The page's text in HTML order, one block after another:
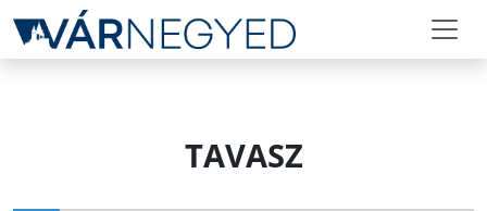
TAVASZ